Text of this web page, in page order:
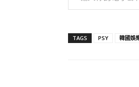
TAGS PSY 韓國娛